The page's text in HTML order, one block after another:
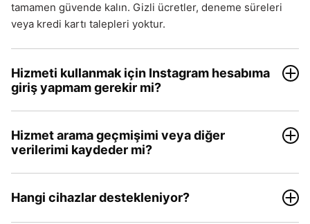
tamamen güvende kalın. Gizli ücretler, deneme süreleri
veya kredi kartı talepleri yoktur.
Hizmeti kullanmak için Instagram hesabıma
giriş yapmam gerekir mi?
Hizmet arama geçmişimi veya diğer
verilerimi kaydeder mi?
Hangi cihazlar destekleniyor?